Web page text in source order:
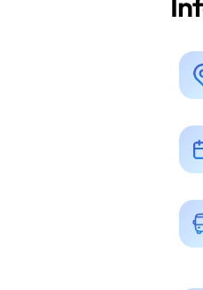
Formation